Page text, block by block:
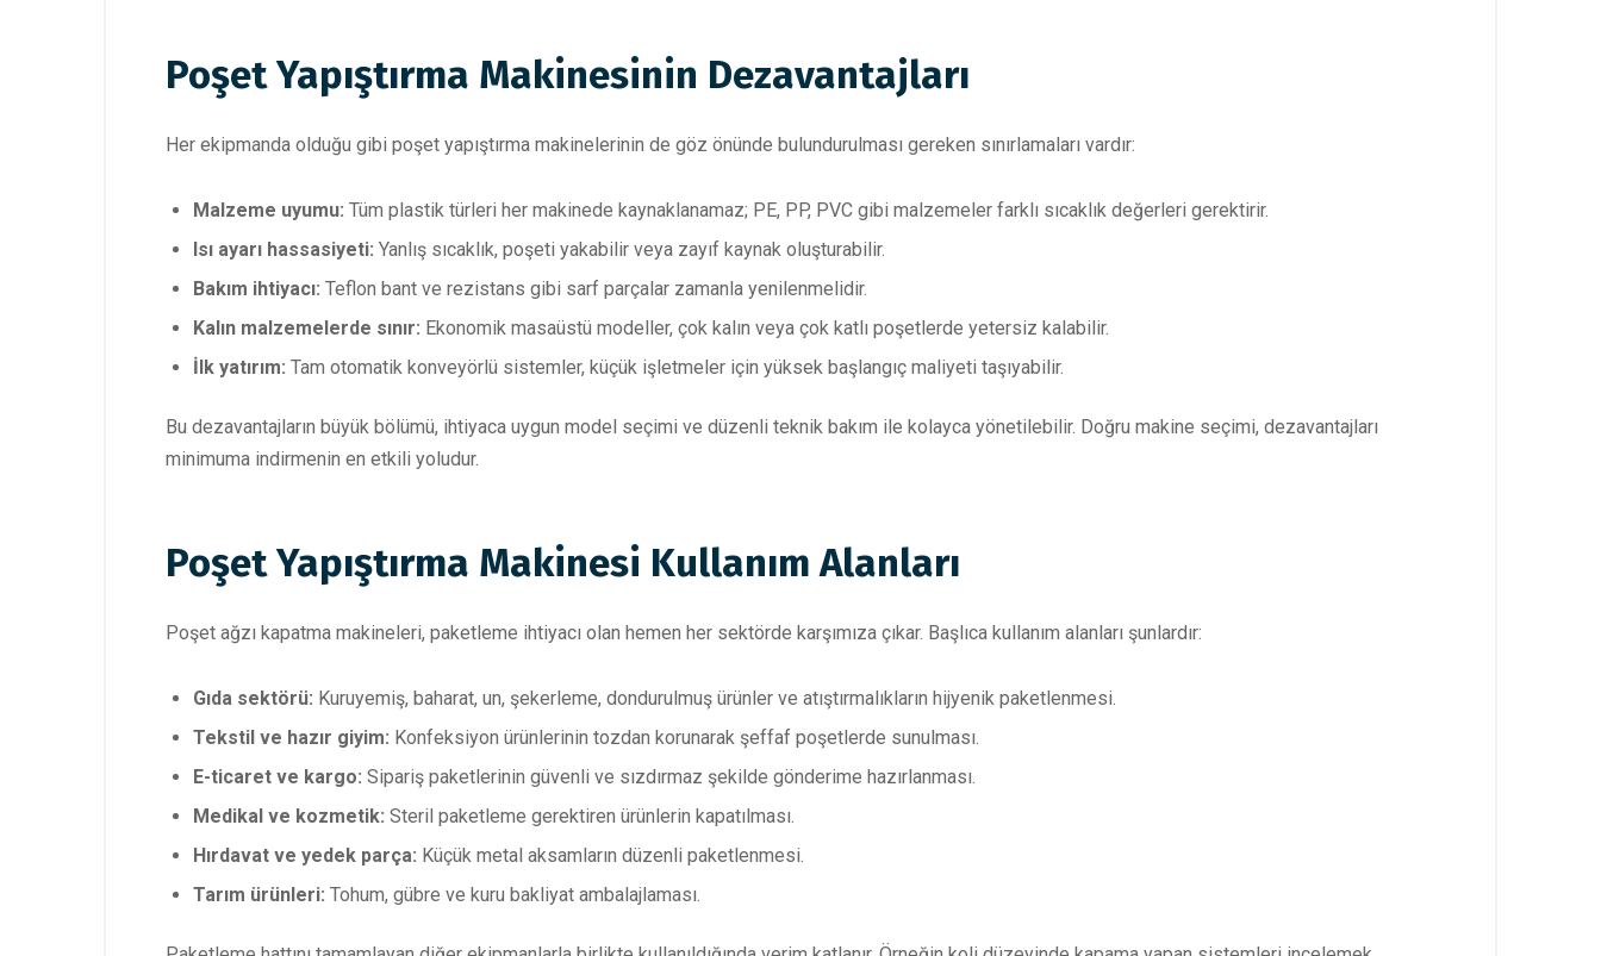
Poşet Yapıştırma Makinesinin Dezavantajları
Her ekipmanda olduğu gibi poşet yapıştırma makinelerinin de göz önünde bulundurulması gereken sınırlamaları vardır:
Malzeme uyumu: Tüm plastik türleri her makinede kaynaklanamaz; PE, PP, PVC gibi malzemeler farklı sıcaklık değerleri gerektirir.
Isı ayarı hassasiyeti: Yanlış sıcaklık, poşeti yakabilir veya zayıf kaynak oluşturabilir.
Bakım ihtiyacı: Teflon bant ve rezistans gibi sarf parçalar zamanla yenilenmelidir.
Kalın malzemelerde sınır: Ekonomik masaüstü modeller, çok kalın veya çok katlı poşetlerde yetersiz kalabilir.
İlk yatırım: Tam otomatik konveyörlü sistemler, küçük işletmeler için yüksek başlangıç maliyeti taşıyabilir.
Bu dezavantajların büyük bölümü, ihtiyaca uygun model seçimi ve düzenli teknik bakım ile kolayca yönetilebilir. Doğru makine seçimi, dezavantajları
minimuma indirmenin en etkili yoludur.
Poşet Yapıştırma Makinesi Kullanım Alanları
Poşet ağzı kapatma makineleri, paketleme ihtiyacı olan hemen her sektörde karşımıza çıkar. Başlıca kullanım alanları şunlardır:
Gıda sektörü: Kuruyemiş, baharat, un, şekerleme, dondurulmuş ürünler ve atıştırmalıkların hijyenik paketlenmesi.
Tekstil ve hazır giyim: Konfeksiyon ürünlerinin tozdan korunarak şeffaf poşetlerde sunulması.
E-ticaret ve kargo: Sipariş paketlerinin güvenli ve sızdırmaz şekilde gönderime hazırlanması.
Medikal ve kozmetik: Steril paketleme gerektiren ürünlerin kapatılması.
Hırdavat ve yedek parça: Küçük metal aksamların düzenli paketlenmesi.
Tarım ürünleri: Tohum, gübre ve kuru bakliyat ambalajlaması.